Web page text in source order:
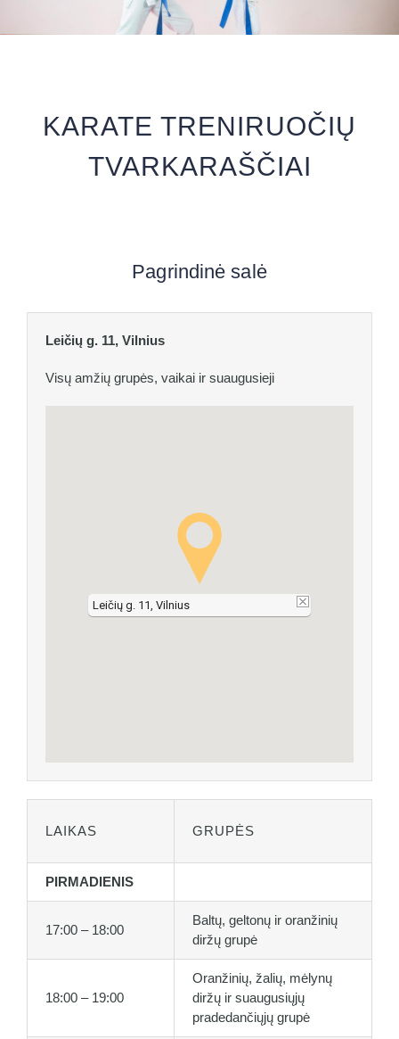
KARATE TRENIRUOČIŲ
TVARKARAŠČIAI
Pagrindinė salė
Leičių g. 11, Vilnius
Visų amžių grupės, vaikai ir suaugusieji
Leičių g. 11, Vilnius
LAIKAS GRUPĖS
PIRMADIENIS
17:00 – 18:00
Baltų, geltonų ir oranžinių
diržų grupė
18:00 – 19:00
Oranžinių, žalių, mėlynų
diržų ir suaugusiųjų
pradedančiųjų grupė